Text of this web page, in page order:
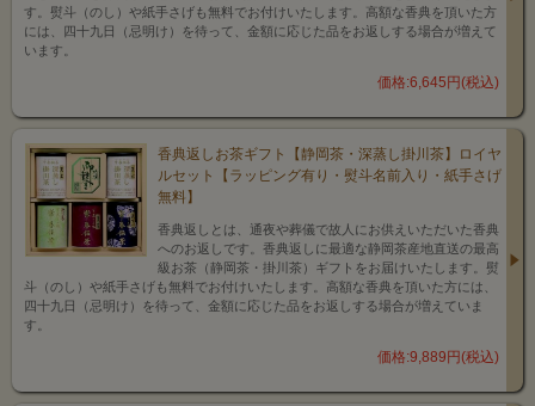
す。熨斗（のし）や紙手さげも無料でお付けいたします。高額な香典を頂いた方
には、四十九日（忌明け）を待って、金額に応じた品をお返しする場合が増えて
います。
価格:6,645円(税込)
香典返しお茶ギフト【静岡茶・深蒸し掛川茶】ロイヤ
ルセット【ラッピング有り・熨斗名前入り・紙手さげ
無料】
香典返しとは、通夜や葬儀で故人にお供えいただいた香典
へのお返しです。香典返しに最適な静岡茶産地直送の最高
級お茶（静岡茶・掛川茶）ギフトをお届けいたします。熨
斗（のし）や紙手さげも無料でお付けいたします。高額な香典を頂いた方には、
四十九日（忌明け）を待って、金額に応じた品をお返しする場合が増えていま
す。
価格:9,889円(税込)